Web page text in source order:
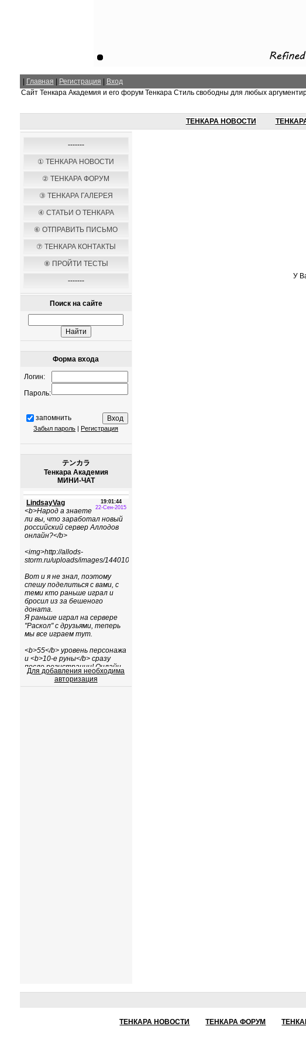
| Главная | Регистрация | Вход
Сайт Тенкара Академия и его форум Тенкара Стиль свободны для любых
ТЕНКАРА НОВОСТИ
-------
① ТЕНКАРА НОВОСТИ
② ТЕНКАРА ФОРУМ
③ ТЕНКАРА ГАЛЕРЕЯ
④ СТАТЬИ О ТЕНКАРА
⑥ ОТПРАВИТЬ ПИСЬМО
⑦ ТЕНКАРА КОНТАКТЫ
⑧ ПРОЙТИ ТЕСТЫ
-------
Поиск на сайте
Форма входа
Логин:
Пароль:
запомнить
Забыл пароль |Регистрация
テンカラ
Тенкара Академия
МИНИ-ЧАТ
Для добавления необходима
авторизация
У
ТЕНКАРА НОВОСТИ ТЕНКАРА ФОРУМ